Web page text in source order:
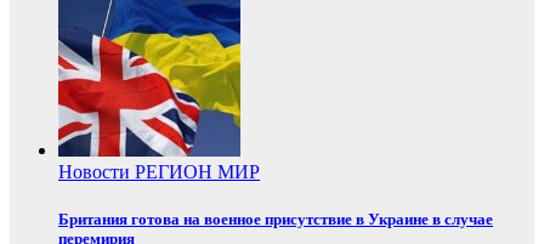
Новости РЕГИОН МИР
Британия готова на военное присутствие в Украине в случае
перемирия